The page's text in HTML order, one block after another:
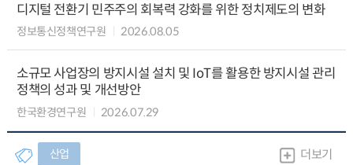
디지털 전환기 민주주의 회복력 강화를 위한 정치제도의 변화
정보통신정책연구원 2026.08.05
소규모 사업장의 방지시설 설치 및 IoT를 활용한 방지시설 관리
정책의 성과 및 개선방안
한국환경연구원 2026.07.29
산업 더보기